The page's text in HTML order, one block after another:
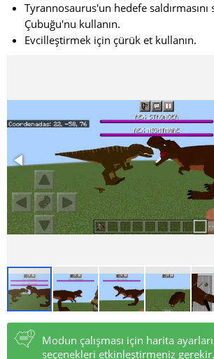
Tyrannosaurus'un hedefe
Çubuğu'nu kullanın.
Evcilleştirmek için çürük et kullanın.
Modun çalışması için harita
seçenekleri etkinleştirmeniz gerekir.